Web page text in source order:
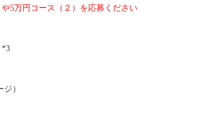
5万円コース（２）を応募ください
*3
）